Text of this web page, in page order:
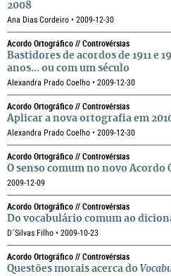
2008
Ana Dias Cordeiro • 2009-12-30
Acordo Ortográfico // Controvérsias
Bastidores de acordos de 1911 e
anos... ou com um século
Alexandra Prado Coelho • 2009-12-30
Acordo Ortográfico // Controvérsias
Aplicar a nova ortografia em
Alexandra Prado Coelho • 2009-12-30
Acordo Ortográfico // Controvérsias
O senso comum no novo Acordo
2009-12-09
Acordo Ortográfico // Controvérsias
Do vocabulário comum ao
D´Silvas Filho • 2009-10-23
Acordo Ortográfico // Controvérsias
Questões morais acerca do